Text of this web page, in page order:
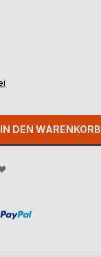
IN DEN WARENKORB